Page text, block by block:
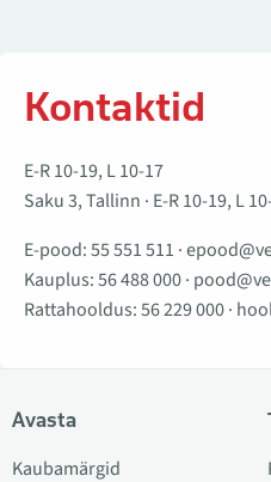
Kontaktid
E-R 10-19, L 10-17
Saku 3, Tallinn · E-R 10-19, L
E-pood:55 551 511 ·
Kauplus:56 488 000·
Rattahooldus:56 229 000·
Avasta
Kaubamärgid